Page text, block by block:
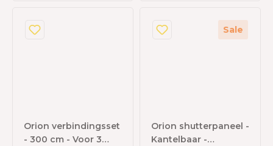
Orion verbindingsset
- 300 cm - Voor 3
Sale
Orion shutterpaneel -
Kantelbaar -